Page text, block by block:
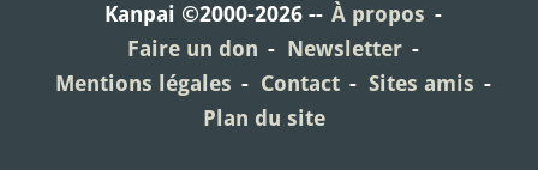
Kanpai ©2000-2026
À propos
Faire un don
Newsletter
Mentions légales
Contact
Sites amis
Plan du site